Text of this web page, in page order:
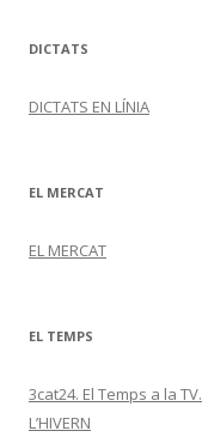
DICTATS
DICTATS EN LÍNIA
EL MERCAT
EL MERCAT
EL TEMPS
3cat24. El Temps a la TV.
L’HIVERN